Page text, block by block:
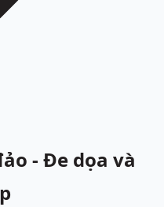
- Đe dọa và